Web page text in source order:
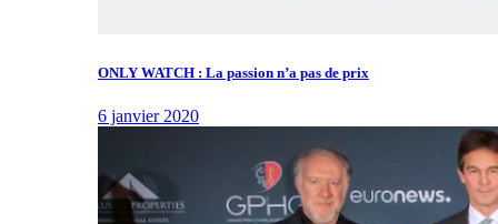
ONLY WATCH : La passion n’a pas de prix
6 janvier 2020